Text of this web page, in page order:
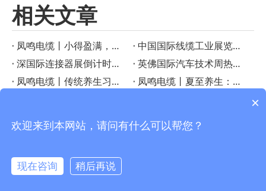
相关文章
凤鸣电缆丨小得盈满，方是圆满
‌中国国际线缆工业展览会启幕在即！凤鸣电缆创新产品成果重磅宣布
深国际连接器展倒计时！凤鸣电缆特种线缆解决方案助力智慧工业
英佛国际汽车技术周热议——凤鸣电缆如何成为智能汽车的“隐形助手”？
凤鸣电缆丨传统养生习俗：小暑时节的美食与养生之道
凤鸣电缆丨夏至养生：顺应三候，享受健康生活
15358868788
info@fmcable.com
凤鸣公众号
×
欢迎来到本网站，请问有什么可以帮您？
现在咨询 稍后再说